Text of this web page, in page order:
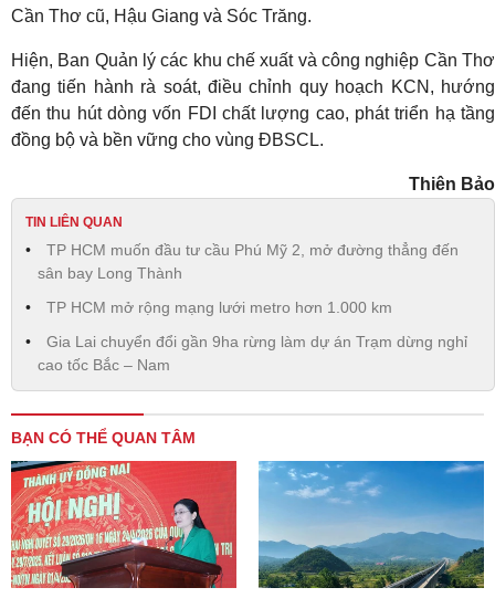
Cần Thơ cũ, Hậu Giang và Sóc Trăng.
Hiện, Ban Quản lý các khu chế xuất và công nghiệp Cần Thơ
đang tiến hành rà soát, điều chỉnh quy hoạch KCN, hướng
đến thu hút dòng vốn FDI chất lượng cao, phát triển hạ tầng
đồng bộ và bền vững cho vùng ĐBSCL.
Thiên Bảo
TIN LIÊN QUAN
TP HCM muốn đầu tư cầu Phú Mỹ 2, mở đường thẳng đến
sân bay Long Thành
TP HCM mở rộng mạng lưới metro hơn 1.000 km
Gia Lai chuyển đổi gần 9ha rừng làm dự án Trạm dừng nghỉ
cao tốc Bắc – Nam
BẠN CÓ THỂ QUAN TÂM